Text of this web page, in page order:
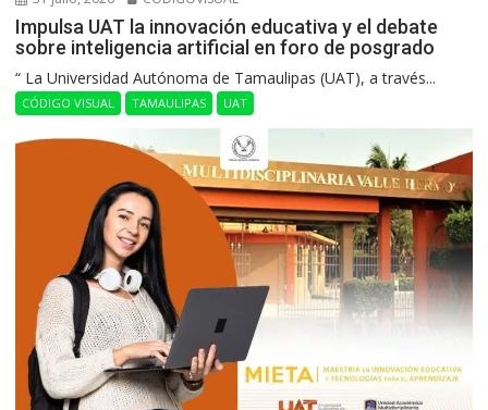
Impulsa UAT la innovación educativa y el debate
sobre inteligencia artificial en foro de posgrado
“ La Universidad Autónoma de Tamaulipas (UAT), a través...
CÓDIGO VISUAL TAMAULIPAS UAT